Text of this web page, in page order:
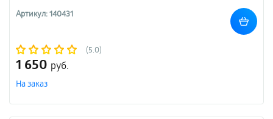
Артикул: 140431
(5.0)
1 650 руб.
На заказ